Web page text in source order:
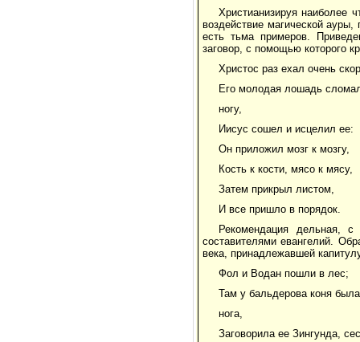
Христианизируя наиболее
воздействие магической
есть тьма примеров.
заговор, с помощью которого
Христос раз ехал очень
Его молодая лошадь
ногу,
Иисус сошел и исцелил ее:
Он приложил мозг к мозгу,
Кость к кости, мясо к мясу,
Затем прикрыл листом,
И все пришло в порядок.
Рекомендация дельная,
составителями евангелий.
века, принадлежавшей
Фол и Водан пошли в лес;
Там у бальдерова коня
нога,
Заговорила ее Зингунда,